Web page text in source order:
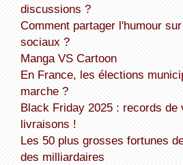
discussions ?
Comment partager l'humour sur les réseaux
sociaux ?
Manga VS Cartoon
En France, les élections municipales : comment ça
marche ?
Black Friday 2025 : records de ventes, chaos de
livraisons !
Les 50 plus grosses fortunes de France sont tous
des milliardaires